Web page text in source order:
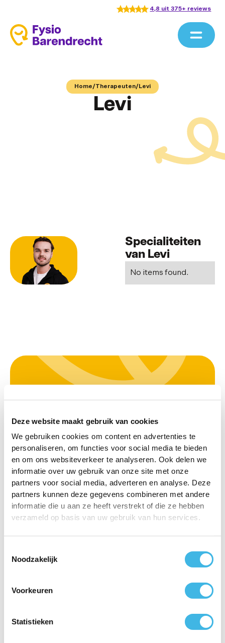
Deze website maakt gebruik van cookies
We gebruiken cookies om content en advertenties te
personaliseren, om functies voor social media te bieden
en om ons websiteverkeer te analyseren. Ook delen we
informatie over uw gebruik van onze site met onze
partners voor social media, adverteren en analyse. Deze
partners kunnen deze gegevens combineren met andere
informatie die u aan ze heeft verstrekt of die ze hebben
verzameld op basis van uw gebruik van hun services.
Noodzakelijk
Voorkeuren
Statistieken
4,8 uit 375+ reviews
Home/Therapeuten/Levi
Levi
Specialiteiten
van Levi
No items found.
Van je klachten
afkomen?
Maak direct een
afspraak
Afspraak maken
Contact opnemen